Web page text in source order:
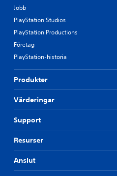
Jobb
PlayStation Studios
PlayStation Productions
Företag
PlayStation-historia
Produkter
Värderingar
Support
Resurser
Anslut